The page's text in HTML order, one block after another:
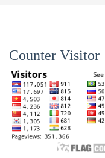
Counter Visitor